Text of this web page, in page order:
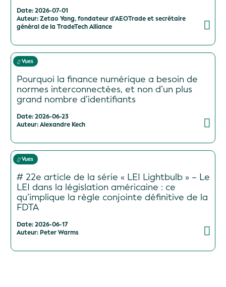
Date: 2026-07-01
Auteur: Zetao Yang, fondateur d'AEOTrade et secrétaire
général de la TradeTech Alliance
Vues
Pourquoi la finance numérique a besoin de
normes interconnectées, et non d’un plus
grand nombre d’identifiants
Date: 2026-06-23
Auteur: Alexandre Kech
Vues
# 22e article de la série « LEI Lightbulb » – Le
LEI dans la législation américaine : ce
qu’implique la règle conjointe définitive de la
FDTA
Date: 2026-06-17
Auteur: Peter Warms